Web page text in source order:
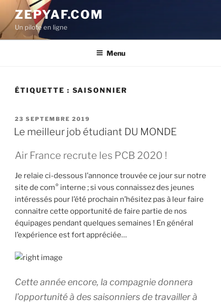
contenu
principal
ZEPYAF.COM
Un pilote en ligne
Menu
ÉTIQUETTE : SAISONNIER
PUBLIÉ
LE
23 SEPTEMBRE 2019
Le meilleur job étudiant DU MONDE
Air France recrute les PCB 2020 !
Je relaie ci-dessous l’annonce trouvée ce jour sur notre
site de com° interne ; si vous connaissez des jeunes
intéressés pour l’été prochain n’hésitez pas à leur faire
connaitre cette opportunité de faire partie de nos
équipages pendant quelques semaines ! En général
l’expérience est fort appréciée…
Cette année encore, la compagnie donnera
l’opportunité à des saisonniers de travailler à